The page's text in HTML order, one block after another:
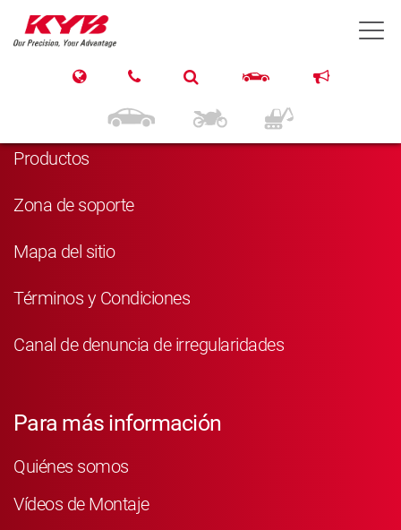
Navegación
Productos
Zona de soporte
Mapa del sitio
Términos y Condiciones
Canal de denuncia de irregularidades
Para más información
Quiénes somos
Vídeos de Montaje